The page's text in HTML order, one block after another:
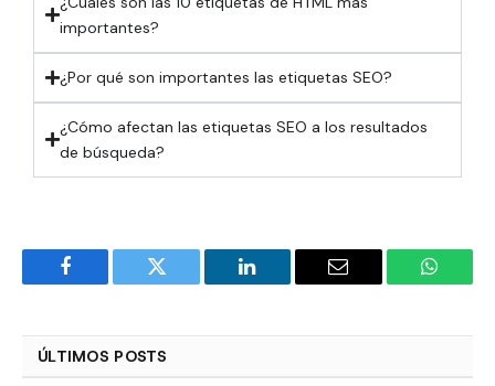
importantes?
¿Por qué son importantes las etiquetas SEO?
¿Cómo afectan las etiquetas SEO a los resultados
de búsqueda?
Facebook Twitter LinkedIn Email
ÚLTIMOS POSTS